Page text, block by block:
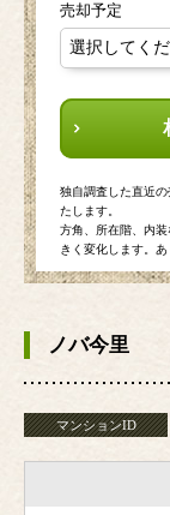
売却予定
独自調査した直近
たします。
方角、所在階、内
きく変化します。
ノバ今里
マンションID